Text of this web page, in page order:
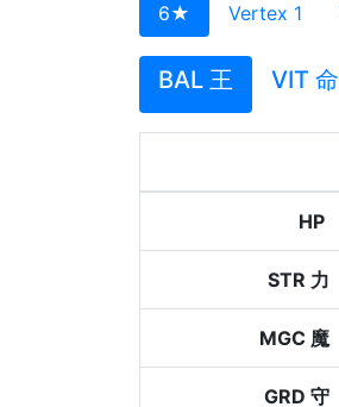
6★ Vertex 1
BAL 王 VIT 命
HP
STR 力
MGC 魔
GRD 守